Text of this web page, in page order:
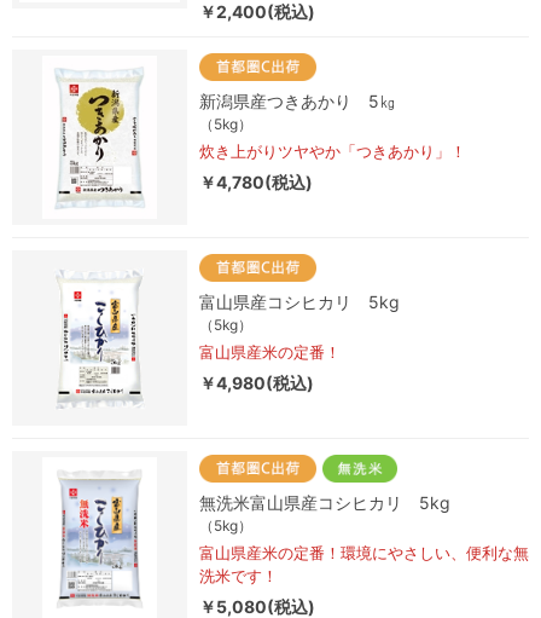
￥2,400(税込)
新潟県産つきあかり 5㎏
（5kg）
炊き上がりツヤやか「つきあかり」！
￥4,780(税込)
富山県産コシヒカリ 5kg
（5kg）
富山県産米の定番！
￥4,980(税込)
無洗米富山県産コシヒカリ 5kg
（5kg）
富山県産米の定番！環境にやさしい、便利な無
洗米です！
￥5,080(税込)